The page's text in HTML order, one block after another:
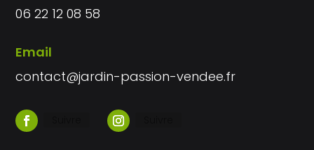
06 22 12 08 58
Email
contact@jardin-passion-vendee.fr